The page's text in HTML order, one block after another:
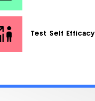
Test Self Efficacy